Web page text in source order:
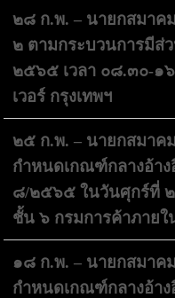
๒๘ ก.พ. – นายกสมาค
๒ ตามกระบวนการมีส่
๒๕๖๕ เวลา ๐๘.๓๐-๑
เวอร์ กรุงเทพฯ
๒๕ ก.พ. – นายกสมาค
กำหนดเกณฑ์กลางอ้าง
๘/๒๕๖๕ ในวันศุกร์ที่
ชั้น ๖ กรมการค้าภาย
๑๘ ก.พ. – นายกสมาค
กำหนดเกณฑ์กลางอ้าง